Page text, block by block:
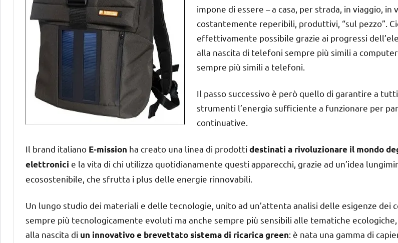
impone di essere – a casa, per strada, in viaggio, in
costantemente reperibili, produttivi, “sul pezzo”.
effettivamente possibile grazie ai progressi
alla nascita di telefoni sempre più simili a
sempre più simili a telefoni.
Il passo successivo è però quello di garantire a
strumenti l’energia sufficiente a funzionare per
continuative.
Il brand italiano E-mission ha creato una linea di prodotti destinati a rivoluzionare il mondo
elettronici e la vita di chi utilizza quotidianamente questi apparecchi, grazie ad un’idea
ecosostenibile, che sfrutta i plus delle energie rinnovabili.
Un lungo studio dei materiali e delle tecnologie, unito ad un’attenta analisi delle esigenze dei
sempre più tecnologicamente evoluti ma anche sempre più sensibili alle tematiche
alla nascita di un innovativo e brevettato sistema di ricarica green: è nata una gamma di